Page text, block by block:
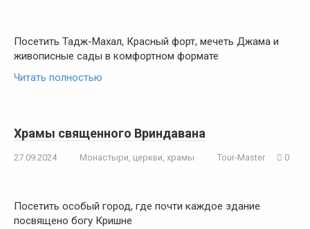
Посетить Тадж-Махал, Красный форт, мечеть Джама и
живописные сады в комфортном формате
Читать полностью
Храмы священного Вриндавана
27.09.2024 Монастыри, церкви, храмы Tour-Master 0
Посетить особый город, где почти каждое здание
посвящено богу Кришне